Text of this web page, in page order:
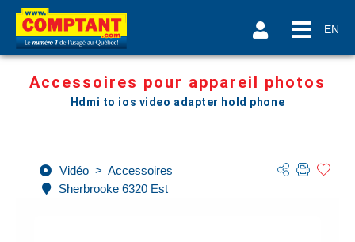
EN
Accessoires pour appareil photos
Hdmi to ios video adapter hold phone
Vidéo > Accessoires
Sherbrooke 6320 Est